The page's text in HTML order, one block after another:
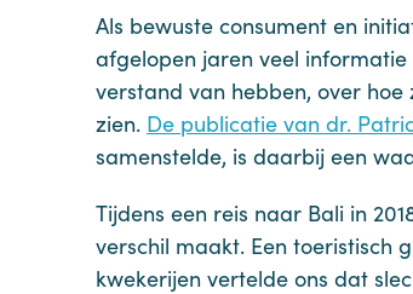
Als bewuste consument en
afgelopen jaren veel
verstand van hebben, over
zien. De publicatie van dr.
samenstelde, is daarbij een
Tijdens een reis naar Bali in
verschil maakt. Een toeristisch
kwekerijen vertelde ons dat